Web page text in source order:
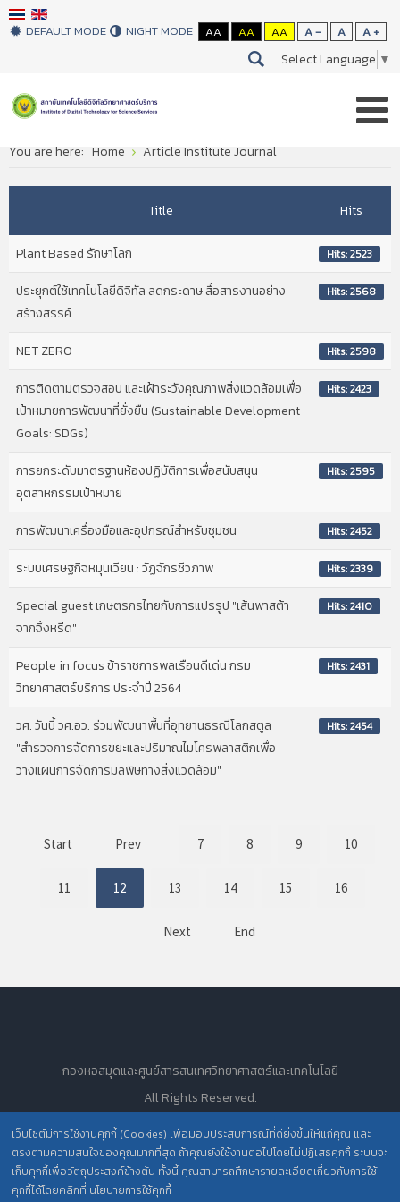
DEFAULT MODE NIGHT MODE AA AA AA A - A A +
Select Language ▼
You are here: Home Article Institute Journal
Title Hits
Plant Based รักษาโลก Hits: 2523
ประยุกต์ใช้เทคโนโลยีดิจิทัล ลดกระดาษ สื่อสารงานอย่าง
สร้างสรรค์
Hits: 2568
NET ZERO Hits: 2598
การติดตามตรวจสอบ และเฝ้าระวังคุณภาพสิ่งแวดล้อมเพื่อ
เป้าหมายการพัฒนาที่ยั่งยืน (Sustainable Development
Goals: SDGs)
Hits: 2423
การยกระดับมาตรฐานห้องปฏิบัติการเพื่อสนับสนุน
อุตสาหกรรมเป้าหมาย
Hits: 2595
การพัฒนาเครื่องมือและอุปกรณ์สำหรับชุมชน Hits: 2452
ระบบเศรษฐกิจหมุนเวียน : วัฏจักรชีวภาพ Hits: 2339
Special guest เกษตรกรไทยกับการแปรรูป "เส้นพาสต้า
จากจิ้งหรีด"
Hits: 2410
People in focus ข้าราชการพลเรือนดีเด่น กรม
วิทยาศาสตร์บริการ ประจำปี 2564
Hits: 2431
วศ. วันนี้ วศ.อว. ร่วมพัฒนาพื้นที่อุทยานธรณีโลกสตูล
"สำรวจการจัดการขยะและปริมาณไมโครพลาสติกเพื่อ
วางแผนการจัดการมลพิษทางสิ่งแวดล้อม"
Hits: 2454
Start Prev 7 8 9 10
11 12 13 14 15 16
Next End
เว็บไซต์มีการใช้งานคุกกี้ (Cookies) เพื่อมอบประสบการณ์ที่ดียิ่งขึ้นให้แก่คุณ และ
ตรงตามความสนใจของคุณมากที่สุด ถ้าคุณยังใช้งานต่อไปโดยไม่ปฏิเสธคุกกี้ ระบบจะ
เก็บคุกกี้เพื่อวัตถุประสงค์ข้างต้น ทั้งนี้ คุณสามารถศึกษารายละเอียดเกี่ยวกับการใช้
คุกกี้ได้โดยคลิกที่ นโยบายการใช้คุกกี้
กองหอสมุดและศูนย์สารสนเทศวิทยาศาสตร์และเทคโนโลยี
All Rights Reserved.
นโยบายการคุ้มครองข้อมูลส่วนบุคคล วศ. /
ประกาศความเป็นส่วนตัว (Privacy Notice) สำหรับการบริการสารสนเทศ